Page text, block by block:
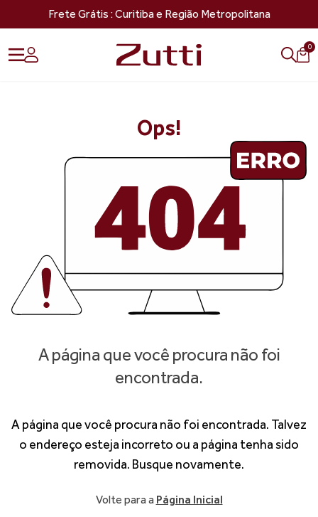
Frete Grátis : Curitiba e Região Metropolitana
0
Ops!
A página que você procura não foi
encontrada.
A página que você procura não foi encontrada. Talvez
o endereço esteja incorreto ou a página tenha sido
removida. Busque novamente.
Volte para a Página Inicial